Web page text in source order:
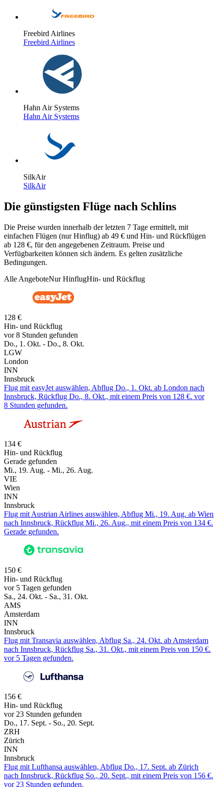
Freebird Airlines
Freebird Airlines
Hahn Air Systems
Hahn Air Systems
SilkAir
SilkAir
Die günstigsten Flüge nach Schlins
Die Preise wurden innerhalb der letzten 7 Tage ermittelt, mit
einfachen Flügen (nur Hinflug) ab 49 € und Hin- und Rückflügen
ab 128 €, für den angegebenen Zeitraum. Preise und
Verfügbarkeiten können sich ändern. Es gelten zusätzliche
Bedingungen.
Alle AngeboteNur HinflugHin- und Rückflug
128 €
Hin- und Rückflug
vor 8 Stunden gefunden
Do., 1. Okt. - Do., 8. Okt.
LGW
London
INN
Innsbruck
Flug mit easyJet auswählen, Abflug Do., 1. Okt. ab London nach
Innsbruck, Rückflug Do., 8. Okt., mit einem Preis von 128 €. vor
8 Stunden gefunden.
134 €
Hin- und Rückflug
Gerade gefunden
Mi., 19. Aug. - Mi., 26. Aug.
VIE
Wien
INN
Innsbruck
Flug mit Austrian Airlines auswählen, Abflug Mi., 19. Aug. ab Wien
nach Innsbruck, Rückflug Mi., 26. Aug., mit einem Preis von 134 €.
Gerade gefunden.
150 €
Hin- und Rückflug
vor 5 Tagen gefunden
Sa., 24. Okt. - Sa., 31. Okt.
AMS
Amsterdam
INN
Innsbruck
Flug mit Transavia auswählen, Abflug Sa., 24. Okt. ab Amsterdam
nach Innsbruck, Rückflug Sa., 31. Okt., mit einem Preis von 150 €.
vor 5 Tagen gefunden.
156 €
Hin- und Rückflug
vor 23 Stunden gefunden
Do., 17. Sept. - So., 20. Sept.
ZRH
Zürich
INN
Innsbruck
Flug mit Lufthansa auswählen, Abflug Do., 17. Sept. ab Zürich
nach Innsbruck, Rückflug So., 20. Sept., mit einem Preis von 156 €.
vor 23 Stunden gefunden.